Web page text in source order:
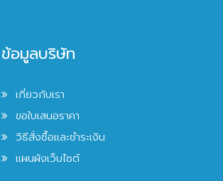
ข้อมูลบริษัท
เกี่ยวกับเรา
ขอใบเสนอราคา
วิธีสั่งซื้อและชำระเงิน
แผนผังเว็บไซต์